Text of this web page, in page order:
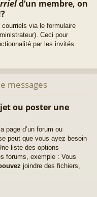
d’un membre, on
via le formulaire
Ceci pour
par les invités.
messages
ou poster une
page d’un forum ou
peut que vous ayez besoin
liste des options
forums, exemple : Vous
joindre des fichiers,